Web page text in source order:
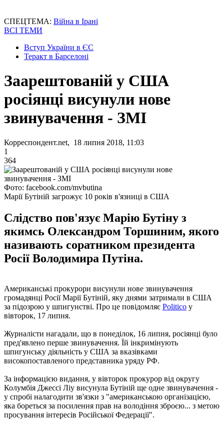
СПЕЦТЕМА: Війна в Ірані
ВСІ ТЕМИ
Вступ України в ЄС
Теракт в Барселоні
Заарештованій у США
росіянці висунули нове
звинувачення - ЗМІ
Корреспондент.net, 18 липня 2018, 11:03
1
364
Фото: facebook.com/mvbutina
Марії Бутіній загрожує 10 років в'язниці в США
Слідство пов'язує Марію Бутіну з
якимсь Олександром Торшиним, якого
називають соратником президента
Росії Володимира Путіна.
Американські прокурори висунули нове звинувачення
громадянці Росії Марії Бутіній, яку днями затримали в США
за підозрою у шпигунстві. Про це повідомляє Politico у
вівторок, 17 липня.
Журналісти нагадали, що в понеділок, 16 липня, росіянці було
пред'явлено перше звинувачення. Їй інкримінують
шпигунську діяльність у США за вказівками
високопоставленого представника уряду РФ.
За інформацією видання, у вівторок прокурор від округу
Колумбія Джессі Ліу висунула Бутіній ще одне звинувачення -
у спробі налагодити зв'язки з "американською організацією,
яка бореться за посилення прав на володіння зброєю... з метою
просування інтересів Російської Федерації".